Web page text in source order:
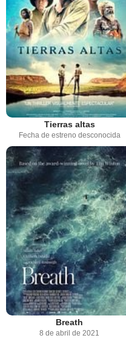
Tierras altas
Fecha de estreno desconocida
Breath
8 de abril de 2021